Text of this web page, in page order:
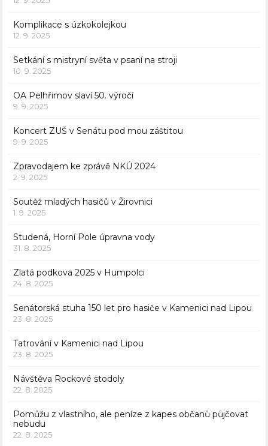
Komplikace s úzkokolejkou
12. 9. 2025
Setkání s mistryní světa v psaní na stroji
10. 9. 2025
OA Pelhřimov slaví 50. výročí
9. 9. 2025
Koncert ZUŠ v Senátu pod mou záštitou
9. 9. 2025
Zpravodajem ke zprávě NKÚ 2024
2. 9. 2025
Soutěž mladých hasičů v Žirovnici
1. 9. 2025
Studená, Horní Pole úpravna vody
31. 8. 2025
Zlatá podkova 2025 v Humpolci
24. 8. 2025
Senátorská stuha 150 let pro hasiče v Kamenici nad Lipou
23. 8. 2025
Tatrování v Kamenici nad Lipou
23. 8. 2025
Návštěva Rockové stodoly
22. 8. 2025
Pomůžu z vlastního, ale peníze z kapes občanů půjčovat
nebudu
22. 8. 2025